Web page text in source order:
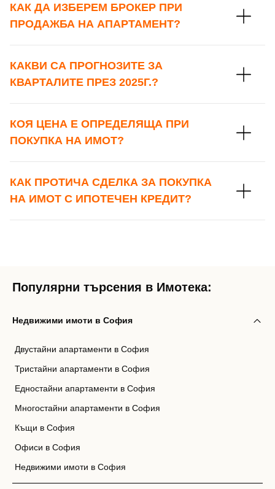
Вход
Вход като гост
или използвай профил
КАК ДА ИЗБЕРЕМ БРОКЕР ПРИ
ПРОДАЖБА НА АПАРТАМЕНТ?
КАКВИ СА ПРОГНОЗИТЕ ЗА
КВАРТАЛИТЕ ПРЕЗ 2025Г.?
КОЯ ЦЕНА Е ОПРЕДЕЛЯЩА ПРИ
ПОКУПКА НА ИМОТ?
КАК ПРОТИЧА СДЕЛКА ЗА ПОКУПКА
НА ИМОТ С ИПОТЕЧЕН КРЕДИТ?
Телефон*
▼
Заяви оглед
Вашето запитване стигна до нас. Ще
Популярни търсения в Имотека:
Недвижими имоти в София
Двустайни апартаменти в София
Тристайни апартаменти в София
Едностайни апартаменти в София
Многостайни апартаменти в София
Къщи в София
Офиси в София
Недвижими имоти в София